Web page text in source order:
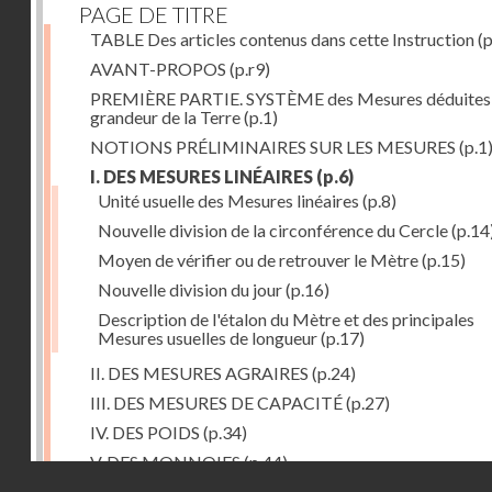
PAGE DE TITRE
TABLE Des articles contenus dans cette Instruction
AVANT-PROPOS (p.r9)
PREMIÈRE PARTIE. SYSTÈME des Mesures
grandeur de la Terre(p.1)
NOTIONS PRÉLIMINAIRES SUR LES MESURES (p.1)
I. DES MESURES LINÉAIRES (p.6)
Unité usuelle des Mesures linéaires (p.8)
Nouvelle division de la circonférence du Cercle
Moyen de vérifier ou de retrouver le Mètre(p.15)
Nouvelle division du jour(p.16)
Description de l'étalon du Mètre et des principales
Mesures usuelles de longueur(p.17)
II. DES MESURES AGRAIRES (p.24)
III. DES MESURES DE CAPACITÉ(p.27)
IV. DES POIDS (p.34)
V. DES MONNOIES(p.44)